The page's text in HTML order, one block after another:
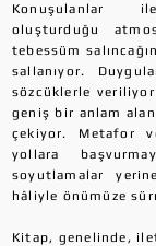
Konuşulanlar ile
oluşturduğu
tebessüm
sallanıyor.
sözcüklerle
geniş bir anlam
çekiyor. Metafor
yollara
soyutlamalar
hâliyle önümüze
Kitap, genelinde,